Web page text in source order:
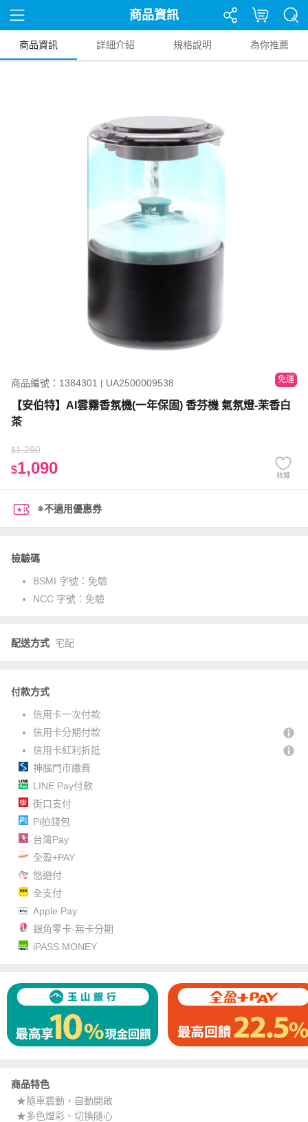
商品資訊
商品資訊 詳細介紹 規格說明 為你推薦
商品編號：1384301 | UA2500009538 免運
【安伯特】AI雲霧香氛機(一年保固) 香芬機 氣氛燈-茉香白
茶
$1,290
$1,090 收藏
※不適用優惠券
檢驗碼
BSMI 字號： 免驗
NCC 字號： 免驗
配送方式 宅配
付款方式
信用卡一次付款
信用卡分期付款
信用卡紅利折抵
神腦門市繳費
LINE Pay付款
街口支付
Pi拍錢包
台灣Pay
全盈+PAY
悠遊付
全支付
Apple Pay
銀角零卡-無卡分期
iPASS MONEY
商品特色
★隨車震動，自動開啟
★多色燈彩、切換隨心